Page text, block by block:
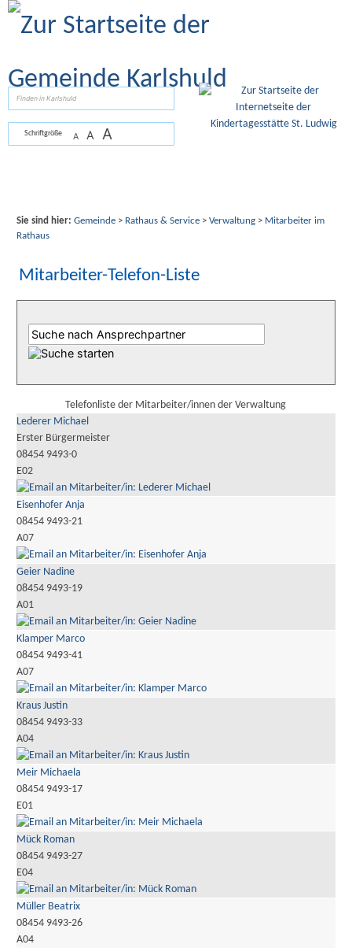
Zum Inhalt
Schriftgröße A A A
Sie sind hier: Gemeinde> Rathaus & Service> Verwaltung> Mitarbeiter im
Rathaus
Mitarbeiter-Telefon-Liste
Telefonliste der Mitarbeiter/innen der Verwaltung
Lederer Michael
Erster Bürgermeister
08454 9493-0
E02
Eisenhofer Anja
08454 9493-21
A07
Geier Nadine
08454 9493-19
A01
Klamper Marco
08454 9493-41
A07
Kraus Justin
08454 9493-33
A04
Meir Michaela
08454 9493-17
E01
Mück Roman
08454 9493-27
E04
Müller Beatrix
08454 9493-26
A04